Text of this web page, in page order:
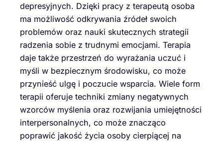
depresyjnych. Dzięki pracy z terapeutą osoba
ma możliwość odkrywania źródeł swoich
problemów oraz nauki skutecznych strategii
radzenia sobie z trudnymi emocjami. Terapia
daje także przestrzeń do wyrażania uczuć i
myśli w bezpiecznym środowisku, co może
przynieść ulgę i poczucie wsparcia. Wiele form
terapii oferuje techniki zmiany negatywnych
wzorców myślenia oraz rozwijania umiejętności
interpersonalnych, co może znacząco
poprawić jakość życia osoby cierpiącej na